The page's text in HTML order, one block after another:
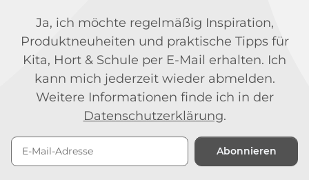
Ja, ich möchte regelmäßig Inspiration,
Produktneuheiten und praktische Tipps für
Kita, Hort & Schule per E-Mail erhalten. Ich
kann mich jederzeit wieder abmelden.
Weitere Informationen finde ich in der
Datenschutzerklärung.
Abonnieren